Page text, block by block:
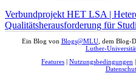
Verbundprojekt HET LSA |
Qualitätsherausforderung für
Ein Blog von Blogs@MLU, dem Blog-
Luther-
Features
Nutzungsbedingungen